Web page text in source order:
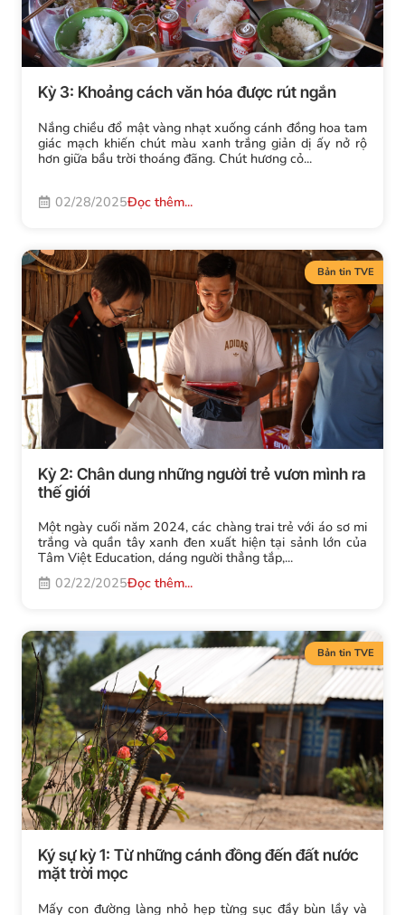
Kỳ 3: Khoảng cách văn hóa được rút ngắn
Nắng chiều đổ mật vàng nhạt xuống cánh đồng hoa tam
giác mạch khiến chút màu xanh trắng giản dị ấy nở rộ
hơn giữa bầu trời thoáng đãng. Chút hương cỏ...
02/28/2025Đọc thêm...
Bản tin TVE
Kỳ 2: Chân dung những người trẻ vươn mình ra
thế giới
Một ngày cuối năm 2024, các chàng trai trẻ với áo sơ mi
trắng và quần tây xanh đen xuất hiện tại sảnh lớn của
Tâm Việt Education, dáng người thẳng tắp,...
02/22/2025Đọc thêm...
Bản tin TVE
Ký sự kỳ 1: Từ những cánh đồng đến đất nước
mặt trời mọc
Mấy con đường làng nhỏ hẹp từng sục đầy bùn lầy và